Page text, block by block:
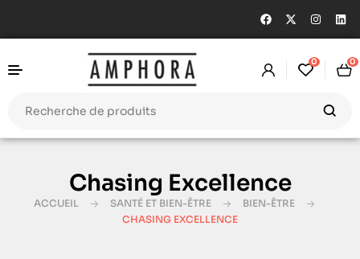
0 0
Chasing Excellence
ACCUEIL SANTÉ ET BIEN-ÊTRE
BIEN-ÊTRE
CHASING EXCELLENCE